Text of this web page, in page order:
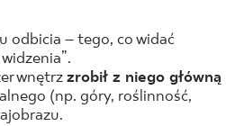
odbicia – tego, co widać
wnętrzzrobił z niego główną
(np. góry, roślinność,